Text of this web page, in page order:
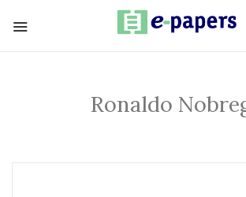
Ronaldo